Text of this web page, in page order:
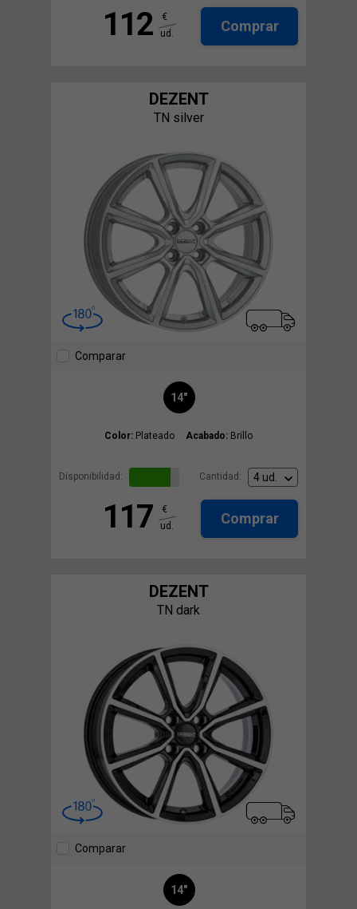
112
€
ud.
Comprar
DEZENT
TN silver
Comparar
14"
Color: Plateado Acabado: Brillo
Disponibilidad: Cantidad:
117
€
ud.
Comprar
DEZENT
TN dark
Comparar
14"